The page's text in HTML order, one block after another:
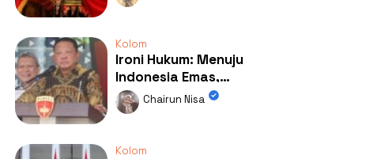
Mengubah Wajah
Kolom
Ironi Hukum: Menuju
Indonesia Emas,
Ternyata Emasnya
Ada di Rumah Febrie!
Chairun Nisa
Kolom